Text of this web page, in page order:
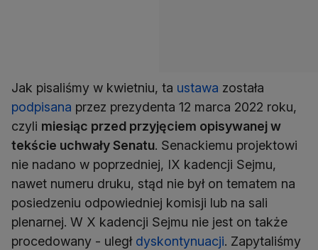
Jak pisaliśmy w kwietniu, ta ustawa została
podpisana przez prezydenta 12 marca 2022 roku,
czyli miesiąc przed przyjęciem opisywanej w
tekście uchwały Senatu. Senackiemu projektowi
nie nadano w poprzedniej, IX kadencji Sejmu,
nawet numeru druku, stąd nie był on tematem na
posiedzeniu odpowiedniej komisji lub na sali
plenarnej. W X kadencji Sejmu nie jest on także
procedowany - uległ dyskontynuacji. Zapytaliśmy